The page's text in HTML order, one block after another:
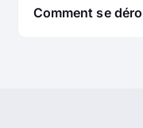
Comment se